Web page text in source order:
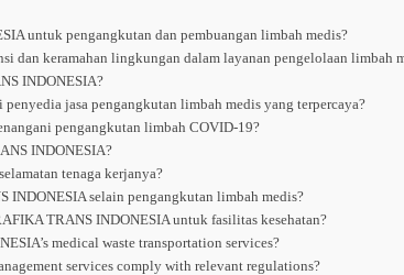
untuk pengangkutan dan pembuangan limbah medis?
dan keramahan lingkungan dalam layanan pengelolaan limbah
INDONESIA?
jasa pengangkutan limbah medis yang terpercaya?
pengangkutan limbah COVID-19?
INDONESIA?
tenaga kerjanya?
INDONESIA selain pengangkutan limbah medis?
TRANS INDONESIA untuk fasilitas kesehatan?
medical waste transportation services?
services comply with relevant regulations?